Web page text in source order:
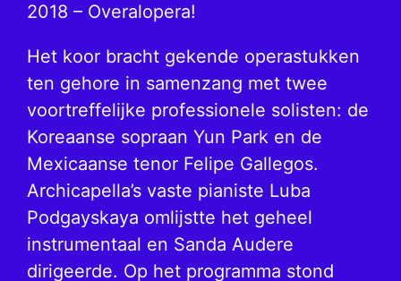
2018 – Overalopera!
Het koor bracht gekende operastukken
ten gehore in samenzang met twee
voortreffelijke professionele solisten: de
Koreaanse sopraan Yun Park en de
Mexicaanse tenor Felipe Gallegos.
Archicapella’s vaste pianiste Luba
Podgayskaya omlijstte het geheel
instrumentaal en Sanda Audere
dirigeerde. Op het programma stond